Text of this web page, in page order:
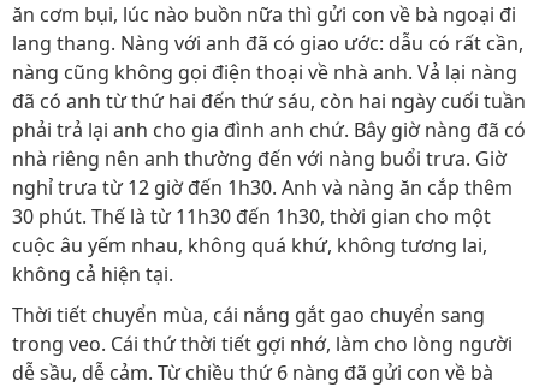
ăn cơm bụi, lúc nào buồn nữa thì gửi con về bà ngoại đi
lang thang. Nàng với anh đã có giao ước: dẫu có rất cần,
nàng cũng không gọi điện thoại về nhà anh. Vả lại nàng
đã có anh từ thứ hai đến thứ sáu, còn hai ngày cuối tuần
phải trả lại anh cho gia đình anh chứ. Bây giờ nàng đã có
nhà riêng nên anh thường đến với nàng buổi trưa. Giờ
nghỉ trưa từ 12 giờ đến 1h30. Anh và nàng ăn cắp thêm
30 phút. Thế là từ 11h30 đến 1h30, thời gian cho một
cuộc âu yếm nhau, không quá khứ, không tương lai,
không cả hiện tại.
Thời tiết chuyển mùa, cái nắng gắt gao chuyển sang
trong veo. Cái thứ thời tiết gợi nhớ, làm cho lòng người
dễ sầu, dễ cảm. Từ chiều thứ 6 nàng đã gửi con về bà